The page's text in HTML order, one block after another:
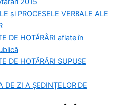
și PROCESELE VERBALE ALE
DE HOTĂRÂRI aflate în
DE HOTĂRÂRI SUPUSE
DE ZI A ȘEDINȚELOR DE